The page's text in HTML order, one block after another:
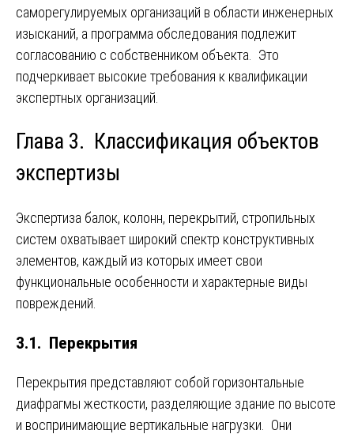
саморегулируемых организаций в области инженерных
изысканий, а программа обследования подлежит
согласованию с собственником объекта. Это
подчеркивает высокие требования к квалификации
экспертных организаций.
Глава 3. Классификация объектов
экспертизы
Экспертиза балок, колонн, перекрытий, стропильных
систем охватывает широкий спектр конструктивных
элементов, каждый из которых имеет свои
функциональные особенности и характерные виды
повреждений.
3.1. Перекрытия
Перекрытия представляют собой горизонтальные
диафрагмы жесткости, разделяющие здание по высоте
и воспринимающие вертикальные нагрузки. Они